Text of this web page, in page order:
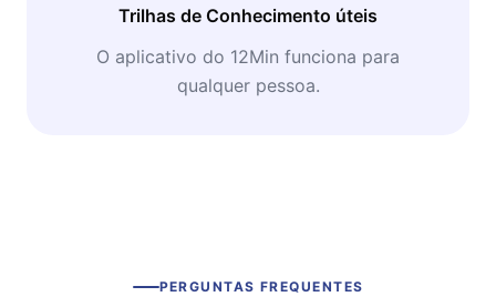
Trilhas de Conhecimento úteis
O aplicativo do 12Min funciona para
qualquer pessoa.
PERGUNTAS FREQUENTES